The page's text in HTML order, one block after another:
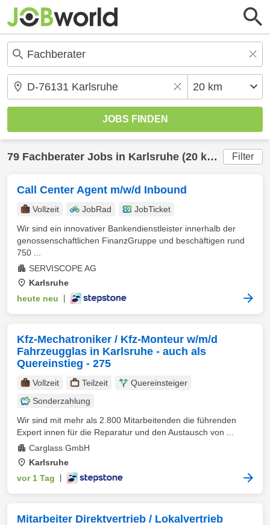
79 Fachberater Jobs in Karlsruhe (20 km) gefunden Filter
Call Center Agent m/w/d Inbound
Vollzeit JobRad
JobTicket
Wir sind ein innovativer Bankendienstleister innerhalb der
genossenschaftlichen FinanzGruppe und beschäftigen rund
750 ...
SERVISCOPE AG
Karlsruhe
heute neu
Kfz-Mechatroniker / Kfz-Monteur w/m/d
Fahrzeugglas in Karlsruhe - auch als
Quereinstieg - 275
Vollzeit Teilzeit
Quereinsteiger
Sonderzahlung
Wir sind mit mehr als 2.800 Mitarbeitenden die führenden
Expert innen für die Reparatur und den Austausch von ...
Carglass GmbH
Karlsruhe
vor 1 Tag
Mitarbeiter Direktvertrieb / Lokalvertrieb